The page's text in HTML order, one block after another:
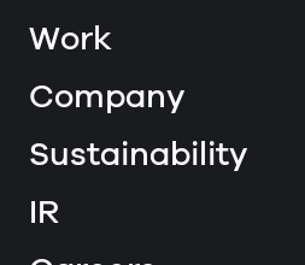
Work
Company
Sustainability
IR